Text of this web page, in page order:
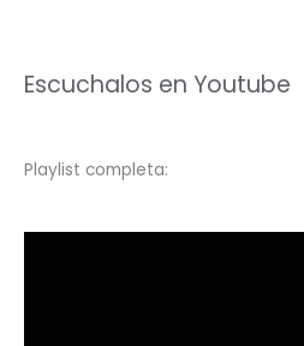
Escuchalos en Youtube
Playlist completa: